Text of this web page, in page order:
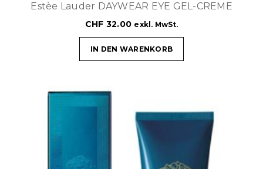
Estèe Lauder DAYWEAR EYE GEL-CREME
CHF 32.00 exkl. MwSt.
IN DEN WARENKORB